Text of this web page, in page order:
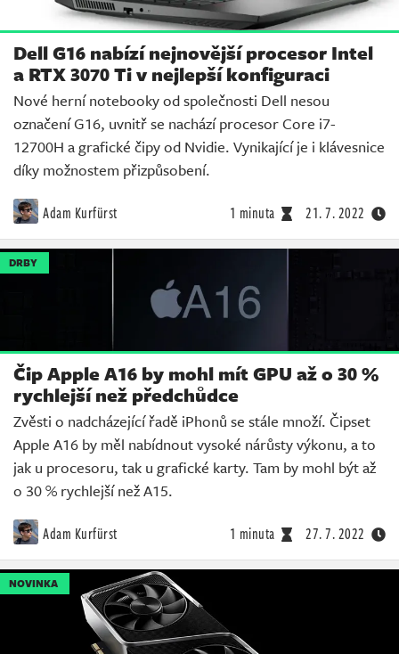
Dell G16 nabízí nejnovější procesor Intel
a RTX 3070 Ti v nejlepší konfiguraci
Nové herní notebooky od společnosti Dell nesou
označení G16, uvnitř se nachází procesor Core i7-
12700H a grafické čipy od Nvidie. Vynikající je i klávesnice
díky možnostem přizpůsobení.
Adam Kurfürst 1 minuta 21. 7. 2022
DRBY
Čip Apple A16 by mohl mít GPU až o 30 %
rychlejší než předchůdce
Zvěsti o nadcházející řadě iPhonů se stále množí. Čipset
Apple A16 by měl nabídnout vysoké nárůsty výkonu, a to
jak u procesoru, tak u grafické karty. Tam by mohl být až
o 30 % rychlejší než A15.
Adam Kurfürst 1 minuta 27. 7. 2022
NOVINKA